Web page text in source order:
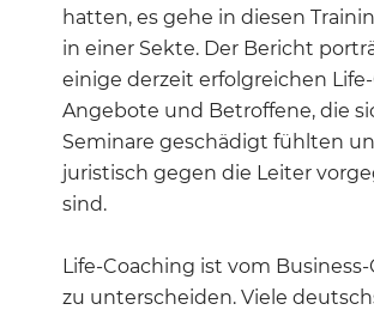
hatten, es gehe in diesen
in einer Sekte. Der Bericht
einige derzeit erfolgreichen
Angebote und Betroffene, die
Seminare geschädigt fühlten
juristisch gegen die Leiter
sind.
Life-Coaching ist vom
zu unterscheiden. Viele